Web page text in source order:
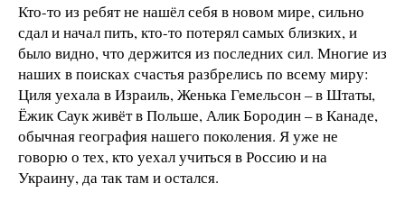
Кто-то из ребят не нашёл себя в новом мире, сильно
сдал и начал пить, кто-то потерял самых близких, и
было видно, что держится из последних сил. Многие из
наших в поисках счастья разбрелись по всему миру:
Циля уехала в Израиль, Женька Гемельсон – в Штаты,
Ёжик Саук живёт в Польше, Алик Бородин – в Канаде,
обычная география нашего поколения. Я уже не
говорю о тех, кто уехал учиться в Россию и на
Украину, да так там и остался.